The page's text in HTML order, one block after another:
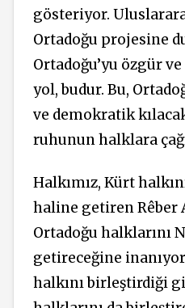
gösteriyor.
Ortadoğu projesine
Ortadoğu’yu özgür
yol, budur. Bu,
ve demokratik
ruhunun halklara
Halkımız, Kürt
haline getiren Rêber
Ortadoğu halklarını
getireceğine
halkını birleştirdiği